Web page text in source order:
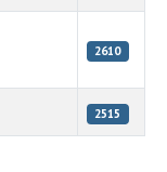
2610
2515